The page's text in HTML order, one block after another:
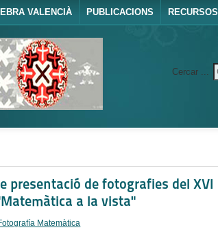
VALENCIÀ PUBLICACIONS RECURSOS
Cercar ...
presentació de fotografies del XVI
a la vista"
Matemàtica